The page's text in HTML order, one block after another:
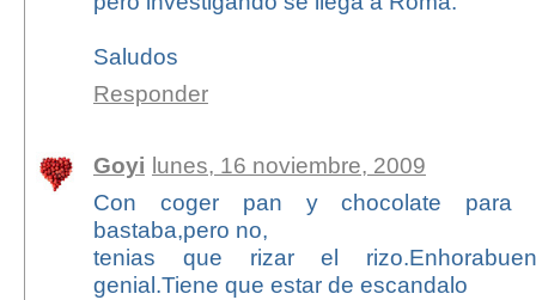
Saludos
Responder
Goyi lunes, 16 noviembre, 2009
Con coger pan y chocolate para
bastaba,pero no,
tenias que rizar el
genial.Tiene que estar de escandalo